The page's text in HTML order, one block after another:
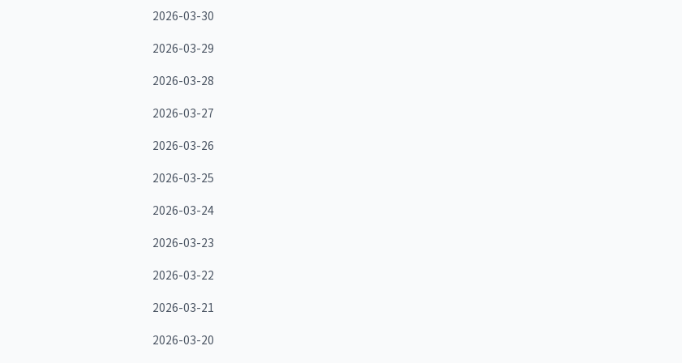
2026-03-30
2026-03-29
2026-03-28
2026-03-27
2026-03-26
2026-03-25
2026-03-24
2026-03-23
2026-03-22
2026-03-21
2026-03-20